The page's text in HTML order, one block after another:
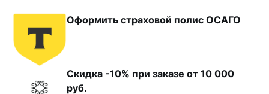
Оформить страховой полис ОСАГО
Скидка -10% при заказе от 10 000
руб.